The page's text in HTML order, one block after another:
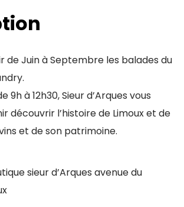
de Juin à Septembre les balades du
9h à 12h30, Sieur d’Arques vous
découvrir l’histoire de Limoux et de
et de son patrimoine.
sieur d’Arques avenue du